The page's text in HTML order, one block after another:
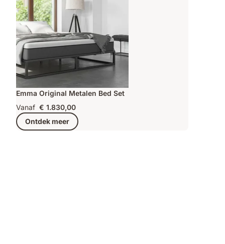
Emma Original Metalen Bed Set
Vanaf € 1.830,00
Ontdek meer